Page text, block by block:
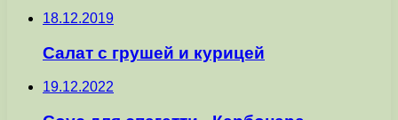
18.12.2019
Салат с грушей и курицей
19.12.2022